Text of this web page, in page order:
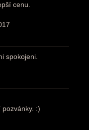
cenu.
spokojeni.
:)